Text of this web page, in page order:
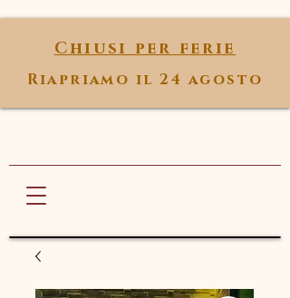
Chiusi per ferie
Riapriamo il 24 agosto